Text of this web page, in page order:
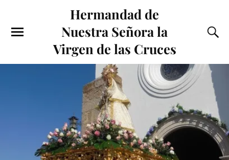
Hermandad de
Nuestra Señora la
Virgen de las Cruces